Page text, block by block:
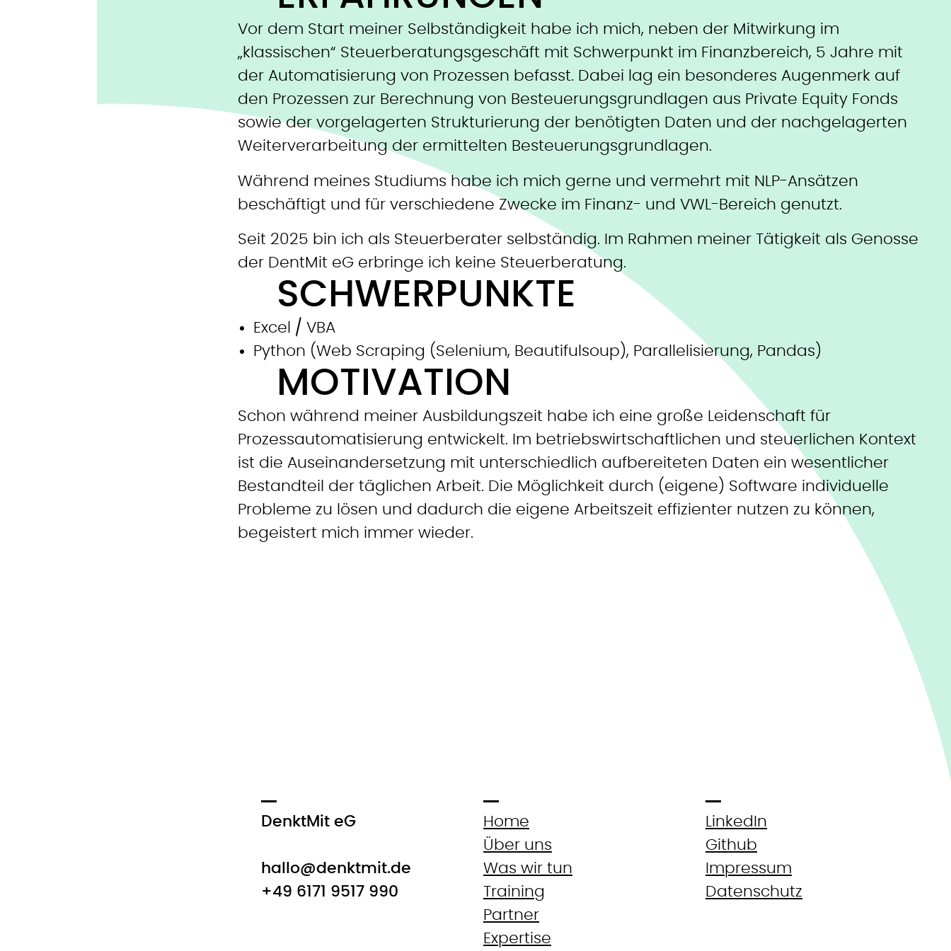
Vor dem Start meiner Selbständigkeit habe ich mich, neben der Mitwirkung im
„klassischen“ Steuerberatungsgeschäft mit Schwerpunkt im Finanzbereich, 5 Jahre mit
der Automatisierung von Prozessen befasst. Dabei lag ein besonderes Augenmerk auf
den Prozessen zur Berechnung von Besteuerungsgrundlagen aus Private Equity Fonds
sowie der vorgelagerten Strukturierung der benötigten Daten und der nachgelagerten
Weiterverarbeitung der ermittelten Besteuerungsgrundlagen.
Während meines Studiums habe ich mich gerne und vermehrt mit NLP-Ansätzen
beschäftigt und für verschiedene Zwecke im Finanz- und VWL-Bereich genutzt.
Seit 2025 bin ich als Steuerberater selbständig. Im Rahmen meiner Tätigkeit als Genosse
der DentMit eG erbringe ich keine Steuerberatung.
SCHWERPUNKTE
Excel / VBA
Python (Web Scraping (Selenium, Beautifulsoup), Parallelisierung, Pandas)
MOTIVATION
Schon während meiner Ausbildungszeit habe ich eine große Leidenschaft für
Prozessautomatisierung entwickelt. Im betriebswirtschaftlichen und steuerlichen Kontext
ist die Auseinandersetzung mit unterschiedlich aufbereiteten Daten ein wesentlicher
Bestandteil der täglichen Arbeit. Die Möglichkeit durch (eigene) Software individuelle
Probleme zu lösen und dadurch die eigene Arbeitszeit effizienter nutzen zu können,
begeistert mich immer wieder.
DenktMit eG
hallo@denktmit.de
+49 6171 9517 990
Home
Über uns
Was wir tun
Training
Partner
Expertise
LinkedIn
Github
Impressum
Datenschutz